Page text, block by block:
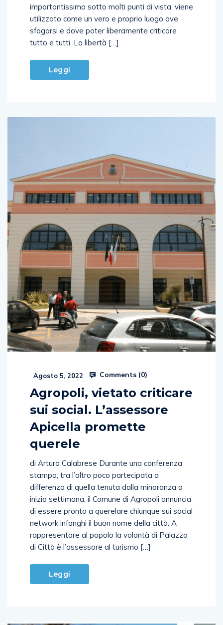
importantissimo sotto molti punti di vista, viene
utilizzato come un vero e proprio luogo ove
sfogarsi e dove poter liberamente criticare
tutto e tutti. La libertà […]
Leggi
Agosto 5, 2022 Comments (0)
Agropoli, vietato criticare
sui social. L’assessore
Apicella promette
querele
di Arturo Calabrese Durante una conferenza
stampa, tra l’altro poco partecipata a
differenza di quella tenuta dalla minoranza a
inizio settimana, il Comune di Agropoli annuncia
di essere pronto a querelare chiunque sui social
network infanghi il buon nome della città. A
rappresentare al popolo la volontà di Palazzo
di Città è l’assessore al turismo […]
Leggi